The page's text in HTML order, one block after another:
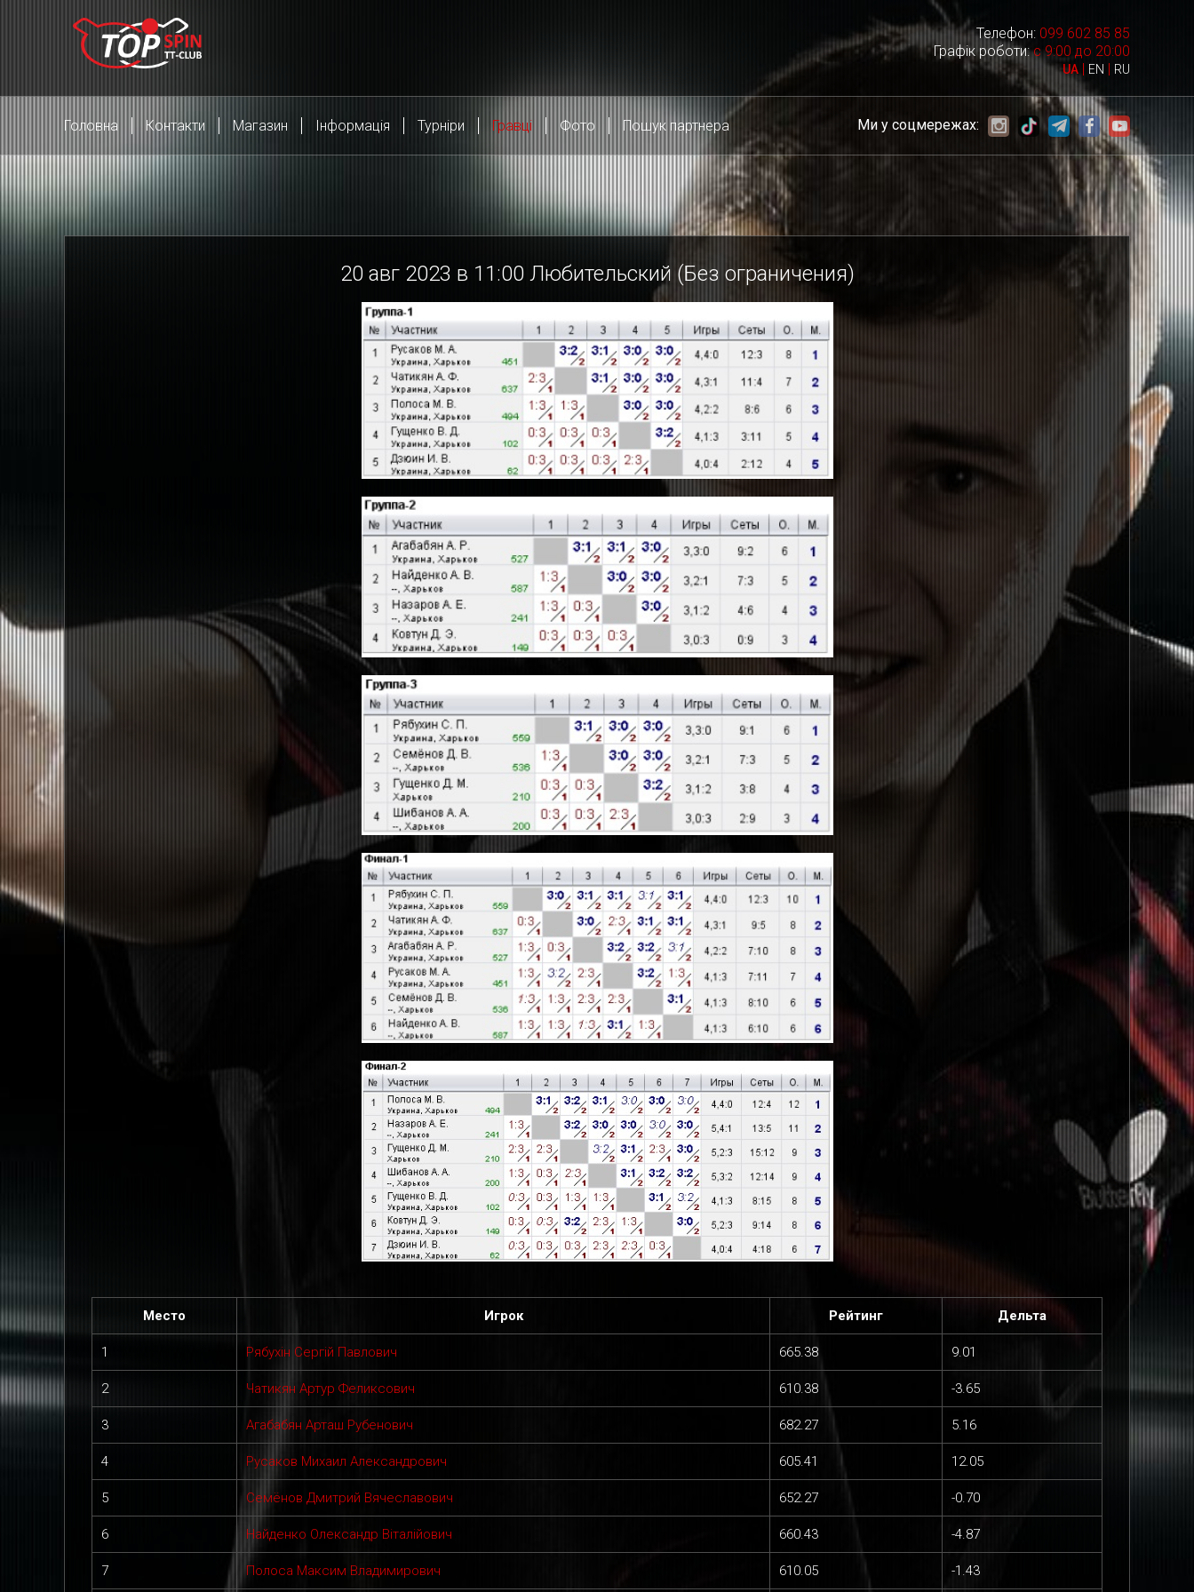
Телефон: 099 602 85 85
Графік роботи:с 9:00 до 20:00
UA | EN | RU
Головна Контакти Магазин Інформація Турніри Гравці Фото Пошук партнера Ми у соцмережах:
20 авг 2023 в 11:00 Любительский (Без ограничения)
Место Игрок Рейтинг Дельта
1 Рябухін Сергій Павлович 665.38 9.01
2 Чатикян Артур Феликсович 610.38 -3.65
3 Агабабян Арташ Рубенович 682.27 5.16
4 Русаков Михаил Александрович 605.41 12.05
5 Семёнов Дмитрий Вячеславович 652.27 -0.70
6 Найденко Олександр Віталійович 660.43 -4.87
7 Полоса Максим Владимирович 610.05 -1.43